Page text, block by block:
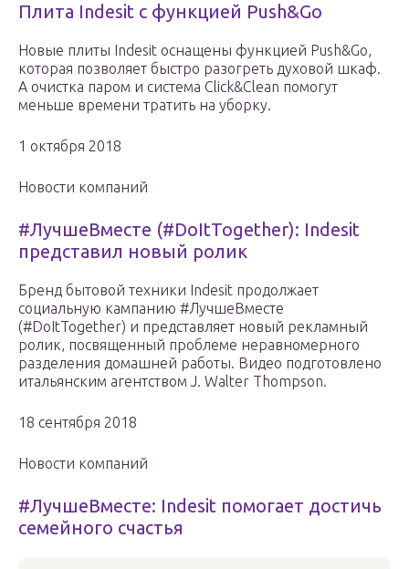
Плита Indesit с функцией Push&Go
Новые плиты Indesit оснащены функцией Push&Go,
которая позволяет быстро разогреть духовой шкаф.
А очистка паром и система Click&Clean помогут
меньше времени тратить на уборку.
1 октября 2018
Новости компаний
#ЛучшеВместе (#DoItTogether): Indesit
представил новый ролик
Бренд бытовой техники Indesit продолжает
социальную кампанию #ЛучшеВместе
(#DoItTogether) и представляет новый рекламный
ролик, посвященный проблеме неравномерного
разделения домашней работы. Видео подготовлено
итальянским агентством J. Walter Thompson.
18 сентября 2018
Новости компаний
#ЛучшеВместе: Indesit помогает достичь
семейного счастья